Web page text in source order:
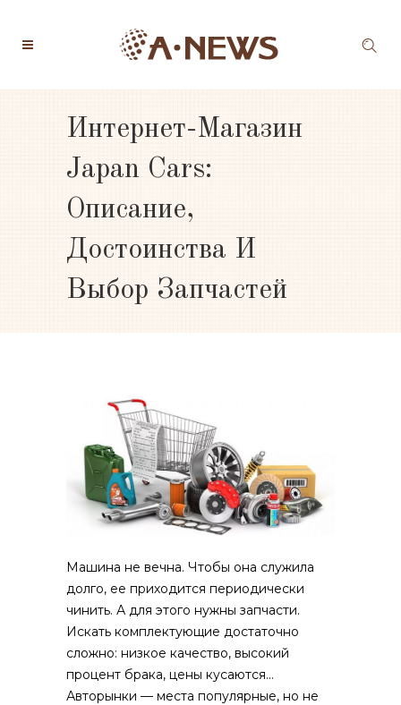
Интернет-Магазин
Japan Cars:
Описание,
Достоинства И
Выбор Запчастей
Машина не вечна. Чтобы она служила
долго, ее приходится периодически
чинить. А для этого нужны запчасти.
Искать комплектующие достаточно
сложно: низкое качество, высокий
процент брака, цены кусаются…
Авторынки — места популярные, но не